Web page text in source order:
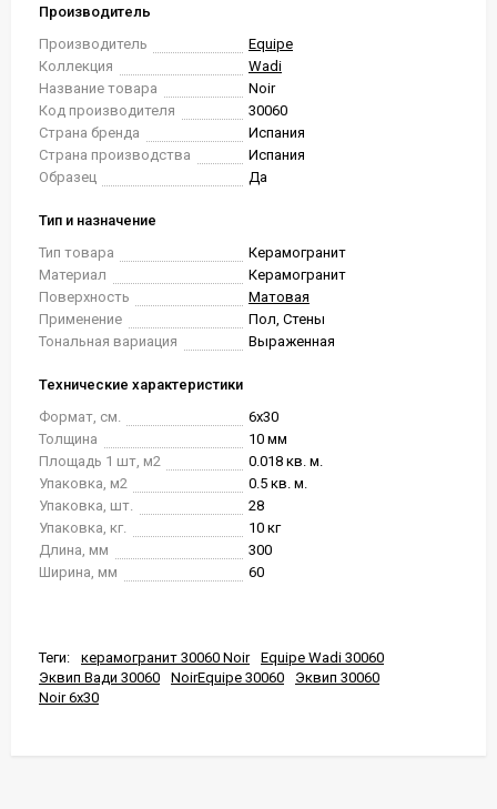
Производитель
Производитель
Equipe
Коллекция
Wadi
Название товара
Noir
Код производителя
30060
Страна бренда
Испания
Страна производства
Испания
Образец
Да
Тип и назначение
Тип товара
Керамогранит
Материал
Керамогранит
Поверхность
Матовая
Применение
Пол, Стены
Тональная вариация
Выраженная
Технические характеристики
Формат, см.
6x30
Толщина
10 мм
Площадь 1 шт, м2
0.018 кв. м.
Упаковка, м2
0.5 кв. м.
Упаковка, шт.
28
Упаковка, кг.
10 кг
Длина, мм
300
Ширина, мм
60
Теги: керамогранит 30060 Noir
Equipe Wadi 30060
Эквип Вади 30060
NoirEquipe 30060
Эквип 30060
Noir 6x30